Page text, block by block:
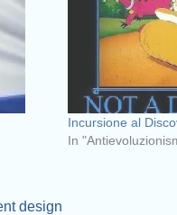
Incursione al
In
design